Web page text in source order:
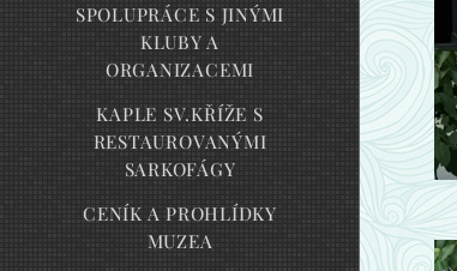
SPOLUPRÁCE S JINÝMI
KLUBY A
ORGANIZACEMI
KAPLE SV.KŘÍŽE S
RESTAUROVANÝMI
SARKOFÁGY
CENÍK A PROHLÍDKY
MUZEA